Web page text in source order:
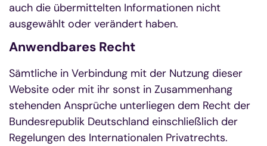
auch die übermittelten Informationen nicht
ausgewählt oder verändert haben.
Anwendbares Recht
Sämtliche in Verbindung mit der Nutzung dieser
Website oder mit ihr sonst in Zusammenhang
stehenden Ansprüche unterliegen dem Recht der
Bundesrepublik Deutschland einschließlich der
Regelungen des Internationalen Privatrechts.